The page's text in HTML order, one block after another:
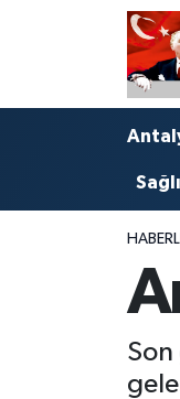
Antalya
Bilim &
EĞİTİM
Ekonomi
Antalya
Antalya
Antalya
Süper Lig
Tüm